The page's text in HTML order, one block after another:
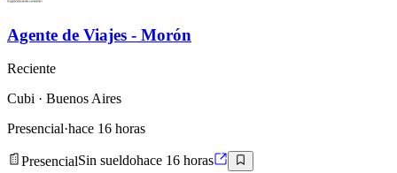
Agente de Viajes - Morón
Reciente
Cubi · Buenos Aires
Presencial·hace 16 horas
PresencialSin sueldohace 16 horas